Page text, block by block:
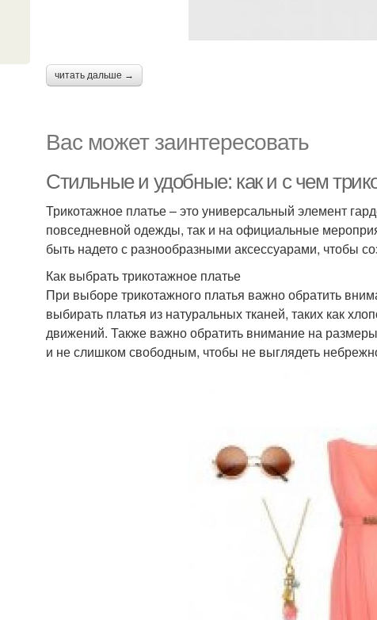
читать дальше →
Вас может заинтересовать
Стильные и удобные: как и с чем
Трикотажное платье – это универсальный элемент
повседневной одежды, так и на официальные
быть надето с разнообразными аксессуарами, чтобы
Как выбрать трикотажное платье
При выборе трикотажного платья важно обратить
выбирать платья из натуральных тканей, таких как
движений. Также важно обратить внимание на
и не слишком свободным, чтобы не выглядеть